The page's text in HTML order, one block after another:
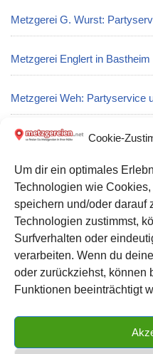
Cookie-
Um dir ein optimales
Technologien wie
speichern und/oder darauf
Technologien zustimmst,
Surfverhalten oder
verarbeiten. Wenn du
oder zurückziehst, können
Funktionen beeinträchtigt
Metzgerei G. Wurst:
Metzgerei Englert in Bastheim
Metzgerei Weh: Partyservice
Metzgerei Klaus Beyer:
Metzgerei Vinzenzmurr –
in Friedberg
Kontakt zu uns